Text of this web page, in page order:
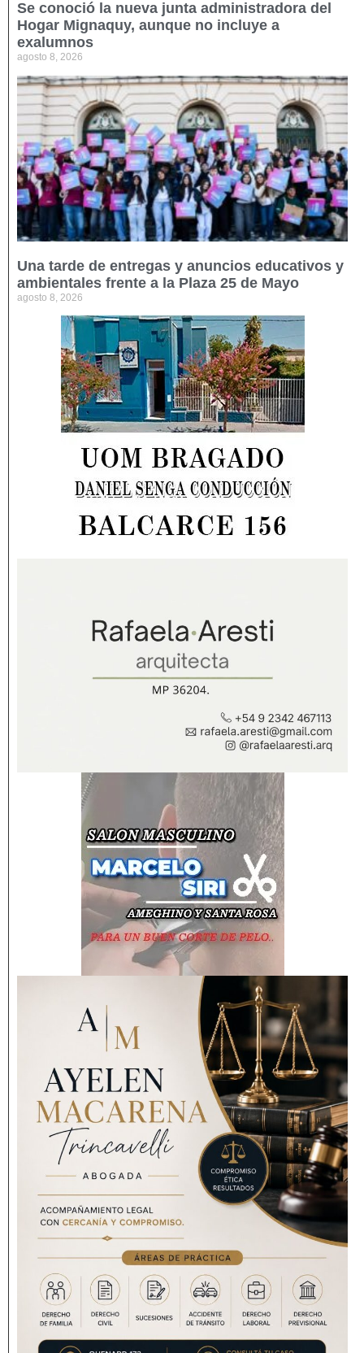
Se conoció la nueva junta administradora del
Hogar Mignaquy, aunque no incluye a
exalumnos
agosto 8, 2026
Una tarde de entregas y anuncios educativos y
ambientales frente a la Plaza 25 de Mayo
agosto 8, 2026